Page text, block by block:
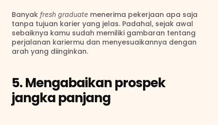
Banyak fresh graduate menerima pekerjaan apa saja
tanpa tujuan karier yang jelas. Padahal, sejak awal
sebaiknya kamu sudah memiliki gambaran tentang
perjalanan kariermu dan menyesuaikannya dengan
arah yang diinginkan.
5. Mengabaikan prospek
jangka panjang